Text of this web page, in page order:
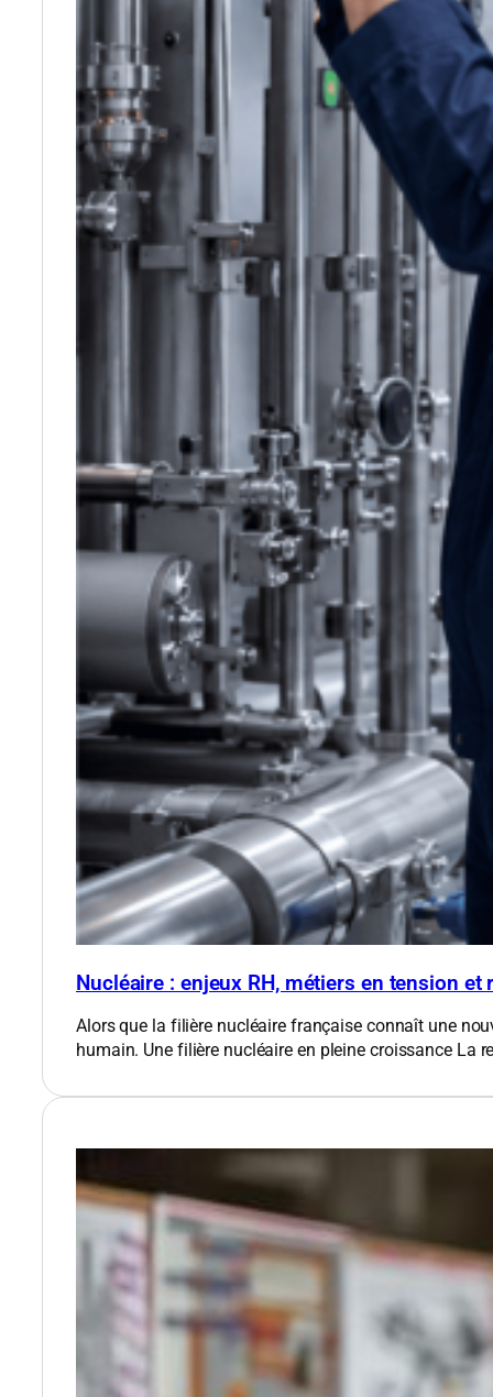
Nucléaire : enjeux RH, métiers en tension et
Alors que la filière nucléaire française connaît une
humain. Une filière nucléaire en pleine croissance​ La